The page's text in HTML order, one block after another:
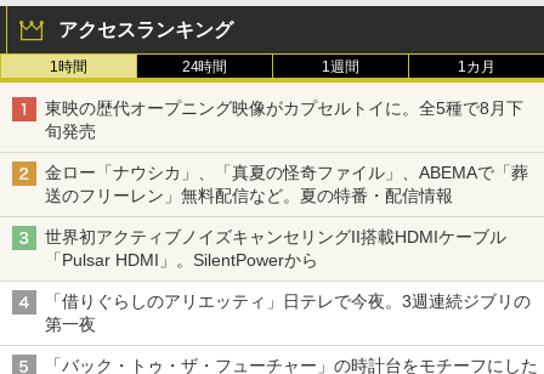
アクセスランキング
1時間 24時間 1週間 1カ月
東映の歴代オープニング映像がカプセルトイに。全5種で8月下
旬発売
金ロー「ナウシカ」、「真夏の怪奇ファイル」、ABEMAで「葬
送のフリーレン」無料配信など。夏の特番・配信情報
世界初アクティブノイズキャンセリングII搭載HDMIケーブル
「Pulsar HDMI」。SilentPowerから
「借りぐらしのアリエッティ」日テレで今夜。3週連続ジブリの
第一夜
「バック・トゥ・ザ・フューチャー」の時計台をモチーフにした